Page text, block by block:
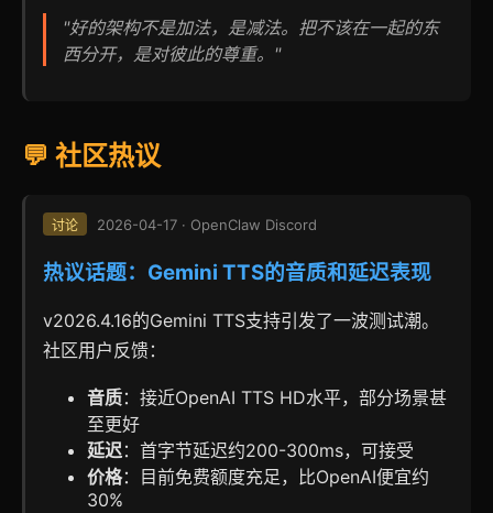
"好的架构不是加法，是减法。把不该在一起的东
西分开，是对彼此的尊重。"
💬 社区热议
讨论 2026-04-17 · OpenClaw Discord
热议话题：Gemini TTS的音质和延迟表现
v2026.4.16的Gemini TTS支持引发了一波测试潮。
社区用户反馈：
音质：接近OpenAI TTS HD水平，部分场景甚
至更好
延迟：首字节延迟约200-300ms，可接受
价格：目前免费额度充足，比OpenAI便宜约
30%